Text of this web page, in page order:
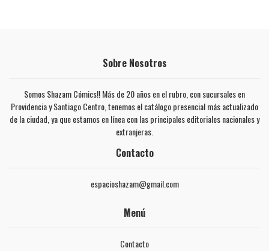
Sobre Nosotros
Somos Shazam Cómics!! Más de 20 años en el rubro, con sucursales en
Providencia y Santiago Centro, tenemos el catálogo presencial más actualizado
de la ciudad, ya que estamos en línea con las principales editoriales nacionales y
extranjeras.
Contacto
espacioshazam@gmail.com
Menú
Contacto